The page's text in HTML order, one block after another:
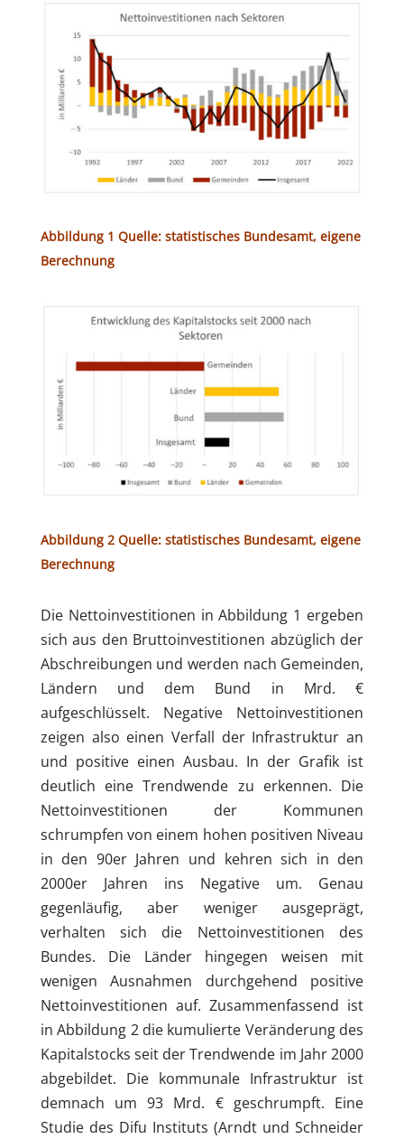
Abbildung 1 Quelle: statistisches Bundesamt, eigene
Berechnung
Abbildung 2 Quelle: statistisches Bundesamt, eigene
Berechnung
Die Nettoinvestitionen in Abbildung 1 ergeben
sich aus den Bruttoinvestitionen abzüglich der
Abschreibungen und werden nach Gemeinden,
Ländern und dem Bund in Mrd. €
aufgeschlüsselt. Negative Nettoinvestitionen
zeigen also einen Verfall der Infrastruktur an
und positive einen Ausbau. In der Grafik ist
deutlich eine Trendwende zu erkennen. Die
Nettoinvestitionen der Kommunen
schrumpfen von einem hohen positiven Niveau
in den 90er Jahren und kehren sich in den
2000er Jahren ins Negative um. Genau
gegenläufig, aber weniger ausgeprägt,
verhalten sich die Nettoinvestitionen des
Bundes. Die Länder hingegen weisen mit
wenigen Ausnahmen durchgehend positive
Nettoinvestitionen auf. Zusammenfassend ist
in Abbildung 2 die kumulierte Veränderung des
Kapitalstocks seit der Trendwende im Jahr 2000
abgebildet. Die kommunale Infrastruktur ist
demnach um 93 Mrd. € geschrumpft. Eine
Studie des Difu Instituts (Arndt und Schneider